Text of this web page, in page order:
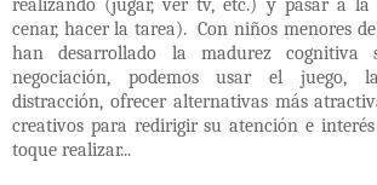
realizando (jugar, ver tv, etc.) y pasar a la
cenar, hacer la tarea). Con niños menores
han desarrollado la madurez cognitiva
negociación, podemos usar el juego,
distracción, ofrecer alternativas más
creativos para redirigir su atención e
toque realizar...